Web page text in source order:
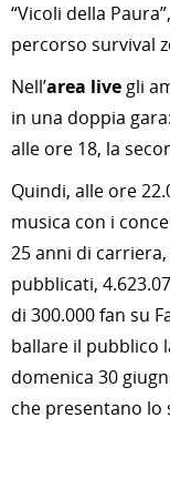
“Vicoli della
percorso survival
Nell’area live gli
in una doppia
alle ore 18, la
Quindi, alle ore
musica con i
25 anni di
pubblicati,
di 300.000 fan su
ballare il pubblico
domenica 30
che presentano lo